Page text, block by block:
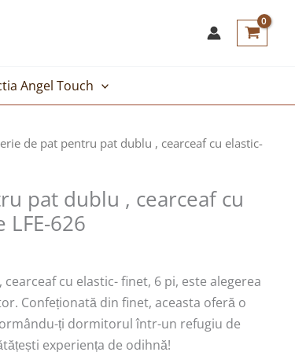
Angel Touch
de pat pentru pat dublu , cearceaf cu elastic-
pat dublu , cearceaf cu
626
cu elastic- finet, 6 pi, este alegerea
Confeționată din finet, aceasta oferă o
ți dormitorul într-un refugiu de
experiența de odihnă!